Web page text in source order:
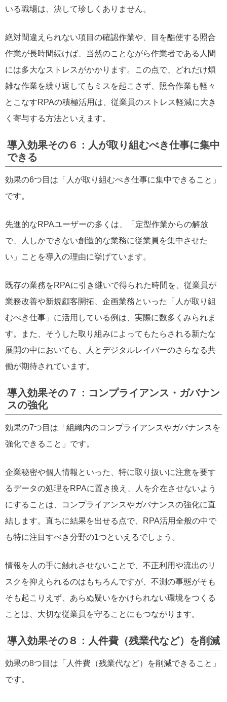
いる職場は、決して珍しくありません。
絶対間違えられない項目の確認作業や、目を酷使する照合
作業が長時間続けば、当然のことながら作業者である人間
には多大なストレスがかかります。この点で、どれだけ煩
雑な作業を繰り返してもミスを起こさず、照合作業も軽々
とこなすRPAの積極活用は、従業員のストレス軽減に大き
く寄与する方法といえます。
導入効果その６：人が取り組むべき仕事に集中
できる
効果の6つ目は「人が取り組むべき仕事に集中できること」
です。
先進的なRPAユーザーの多くは、「定型作業からの解放
で、人しかできない創造的な業務に従業員を集中させた
い」ことを導入の理由に挙げています。
既存の業務をRPAに引き継いで得られた時間を、従業員が
業務改善や新規顧客開拓、企画業務といった「人が取り組
むべき仕事」に活用している例は、実際に数多くみられま
す。また、そうした取り組みによってもたらされる新たな
展開の中においても、人とデジタルレイバーのさらなる共
働が期待されています。
導入効果その７：コンプライアンス・ガバナン
スの強化
効果の7つ目は「組織内のコンプライアンスやガバナンスを
強化できること」です。
企業秘密や個人情報といった、特に取り扱いに注意を要す
るデータの処理をRPAに置き換え、人を介在させないよう
にすることは、コンプライアンスやガバナンスの強化に直
結します。直ちに結果を出せる点で、RPA活用全般の中で
も特に注目すべき分野の1つといえるでしょう。
情報を人の手に触れさせないことで、不正利用や流出のリ
スクを抑えられるのはもちろんですが、不測の事態がそも
そも起こりえず、あらぬ疑いをかけられない環境をつくる
ことは、大切な従業員を守ることにもつながります。
導入効果その８：人件費（残業代など）を削減
効果の8つ目は「人件費（残業代など）を削減できること」
です。